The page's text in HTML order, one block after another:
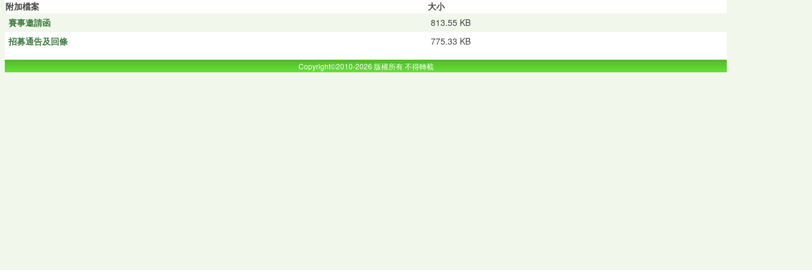
附加檔案
大小
賽事邀請函
813.55 KB
招募通告及回條
775.33 KB
Copyright©2010-2026 版權所有 不得轉載